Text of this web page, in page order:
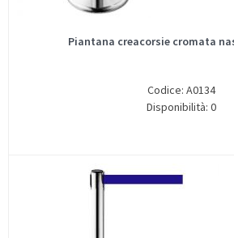
Piantana creacorsie cromata
Codice: A0134
Disponibilità: 0